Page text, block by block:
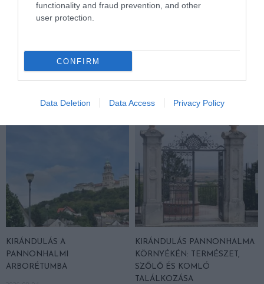
functionality and fraud prevention, and other
user protection.
CONFIRM
Data Deletion Data Access Privacy Policy
KÖVETKEZŐ CIKK
KIRÁNDULÁS A
PANNONHALMI
ARBORÉTUMBA
KIRÁNDULÁS PANNONHALMA
KÖRNYÉKÉN: TERMÉSZET,
SZŐLŐ ÉS KOMLÓ
TALÁLKOZÁSA